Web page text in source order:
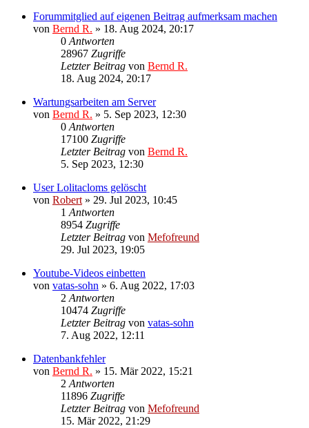
Forummitglied auf eigenen Beitrag aufmerksam machen
von Bernd R. » 18. Aug 2024, 20:17
0 Antworten
28967 Zugriffe
Letzter Beitrag von Bernd R.
18. Aug 2024, 20:17
Wartungsarbeiten am Server
von Bernd R. » 5. Sep 2023, 12:30
0 Antworten
17100 Zugriffe
Letzter Beitrag von Bernd R.
5. Sep 2023, 12:30
User Lolitacloms gelöscht
von Robert » 29. Jul 2023, 10:45
1 Antworten
8954 Zugriffe
Letzter Beitrag von Mefofreund
29. Jul 2023, 19:05
Youtube-Videos einbetten
von vatas-sohn » 6. Aug 2022, 17:03
2 Antworten
10474 Zugriffe
Letzter Beitrag von vatas-sohn
7. Aug 2022, 12:11
Datenbankfehler
von Bernd R. » 15. Mär 2022, 15:21
2 Antworten
11896 Zugriffe
Letzter Beitrag von Mefofreund
15. Mär 2022, 21:29